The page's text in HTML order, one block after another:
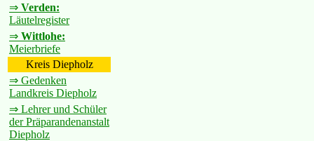
⇒ Verden:
Läutelregister
⇒ Wittlohe:
Meierbriefe
Kreis Diepholz
⇒ Gedenken
Landkreis Diepholz
⇒ Lehrer und Schüler
der Präparandenanstalt
Diepholz